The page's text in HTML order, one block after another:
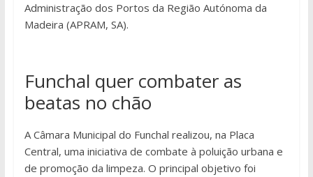
Administração dos Portos da Região Autónoma da
Madeira (APRAM, SA).
Funchal quer combater as
beatas no chão
A Câmara Municipal do Funchal realizou, na Placa
Central, uma iniciativa de combate à poluição urbana e
de promoção da limpeza. O principal objetivo foi